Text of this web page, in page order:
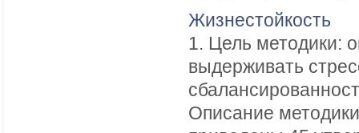
Жизнестойкость
1. Цель методики:
выдерживать
Описание